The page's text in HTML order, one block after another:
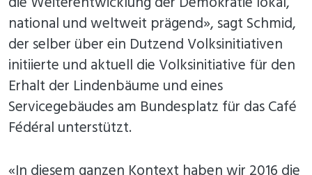
national und weltweit prägend», sagt Schmid,
der selber über ein Dutzend Volksinitiativen
initiierte und aktuell die Volksinitiative für den
Erhalt der Lindenbäume und eines
Servicegebäudes am Bundesplatz für das Café
Fédéral unterstützt.